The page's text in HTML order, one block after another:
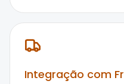
Integração com